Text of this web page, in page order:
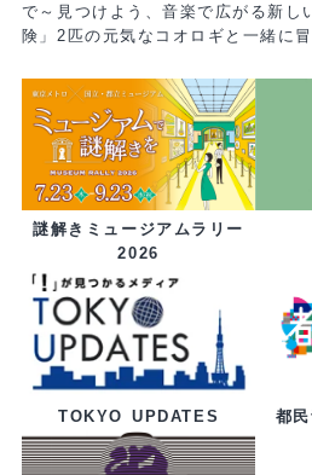
で～見つけよう、音楽で広がる新し
険」2匹の元気なコオロギと一緒に
謎解きミュージアムラリー
2026
TOKYO UPDATES 都